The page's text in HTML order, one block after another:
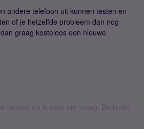
andere telefoon uit kunnen testen en
of je hetzelfde probleem dan nog
graag kosteloos een nieuwe
bericht als ik daar om vraag. Bedankt!